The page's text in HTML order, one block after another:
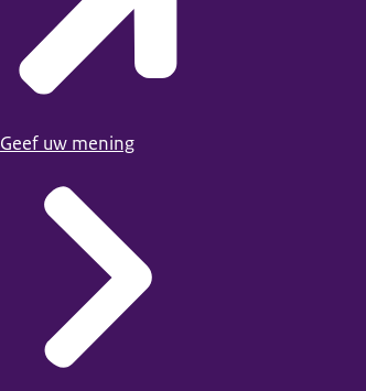
Geef uw mening